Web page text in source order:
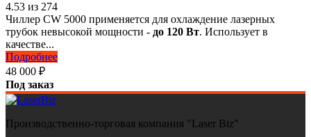
4.53 из 274
Чиллер CW 5000 применяется для охлаждение лазерных
трубок невысокой мощности - до 120 Вт. Использует в
качестве...
Подробнее
48 000 ₽
Под заказ
Производственно-торговая компания "Laser Biz"